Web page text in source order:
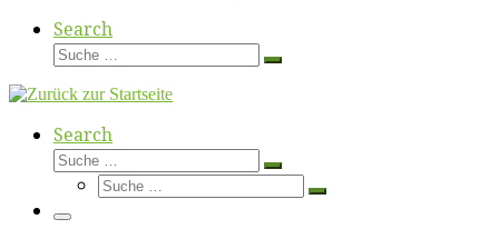
Search
Suche
Suche
Search
Suche
Suche
Suche
Suche
Menü